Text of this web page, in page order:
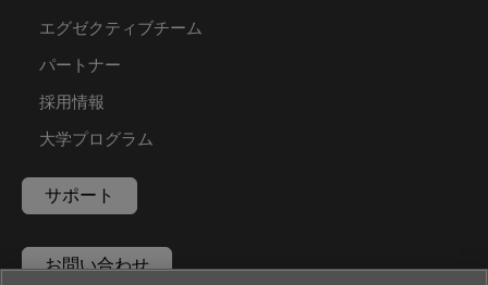
エグゼクティブチーム
パートナー
採用情報
大学プログラム
サポート
お問い合わせ